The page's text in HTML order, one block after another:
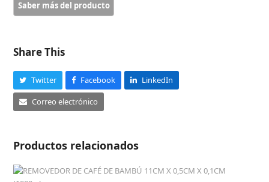
DIENTES
8,5
cantidad
Share This
Twitter Facebook
LinkedIn
Correo electrónico
Productos relacionados